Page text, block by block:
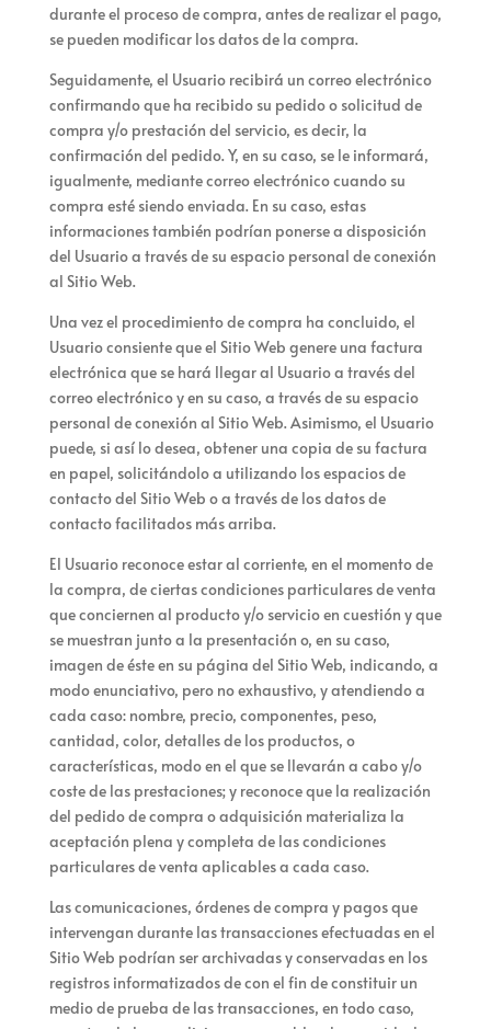
durante el proceso de compra, antes de realizar el pago,
se pueden modificar los datos de la compra.
Seguidamente, el Usuario recibirá un correo electrónico
confirmando que ha recibido su pedido o solicitud de
compra y/o prestación del servicio, es decir, la
confirmación del pedido. Y, en su caso, se le informará,
igualmente, mediante correo electrónico cuando su
compra esté siendo enviada. En su caso, estas
informaciones también podrían ponerse a disposición
del Usuario a través de su espacio personal de conexión
al Sitio Web.
Una vez el procedimiento de compra ha concluido, el
Usuario consiente que el Sitio Web genere una factura
electrónica que se hará llegar al Usuario a través del
correo electrónicoy en su caso, a través de su espacio
personal de conexión al Sitio Web. Asimismo, el Usuario
puede, si así lo desea, obtener una copia de su factura
en papel, solicitándolo a utilizando los espacios de
contacto del Sitio Web o a través de los datos de
contacto facilitados más arriba.
El Usuario reconoce estar al corriente, en el momento de
la compra, de ciertas condiciones particulares de venta
que conciernen al producto y/o servicio en cuestión y que
se muestran junto a la presentación o, en su caso,
imagen de éste en su página del Sitio Web, indicando, a
modo enunciativo, pero no exhaustivo, y atendiendo a
cada caso: nombre, precio, componentes, peso,
cantidad, color, detalles de los productos, o
características, modo en el que se llevarán a cabo y/o
coste de las prestaciones; y reconoce que la realización
del pedido de compra o adquisición materializa la
aceptación plena y completa de las condiciones
particulares de venta aplicables a cada caso.
Las comunicaciones, órdenes de compra y pagos que
intervengan durante las transacciones efectuadas en el
Sitio Web podrían ser archivadas y conservadas en los
registros informatizados decon el fin de constituir un
medio de prueba de las transacciones, en todo caso,